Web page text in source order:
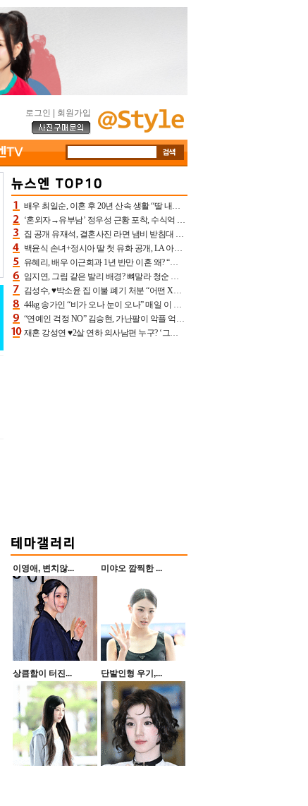
로그인 회원가입
배우 최일순, 이혼 후 20년 산속 생활 “딸 내가 버렸다고 원망‥맘 아파”(특종)[어제TV]
‘혼외자→유부남’ 정우성 근황 포착, 수식억 해킹 피해 후배 만났다 “존경하는”
집 공개 유재석, 결혼사진 라면 냄비 받침대 되고 분노‥가족사진도 피해(놀뭐)[어제TV]
백윤식 손녀+정시아 딸 첫 유화 공개, LA 아트쇼→서울국제조각페스타 작가다운 수준급 실력
유혜리, 배우 이근희과 1년 반만 이혼 왜? “식칼 꽂고 의자 던져” 충격 폭로(특종)[어제TV]
임지연, 그림 같은 발리 배경? 뼈말라 청순 비키니 핏에 상대 안 되네
김성수, ♥박소윤 집 이불 폐기 처분 “어떤 X이랑 썼을지 몰라” 질투(신랑수업2)[어제TV]
44kg 송가인 “비가 오나 눈이 오나” 매일 이 운동, 허벅지 근육량 상승+체지방 감소
“연예인 걱정 NO” 김승현, 가난팔이 악플 억울할만‥아내+딸과 日 여행
재혼 강성연 ♥2살 연하 의사남편 누구? ‘그알’ 자문의에 훈남 비주얼 초엘리트 스펙 [종합]
이영애, 변치않... 미야오 깜찍한 ...
상큼함이 터진... 단발인형 우기,...